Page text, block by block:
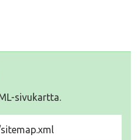
sivukartta.